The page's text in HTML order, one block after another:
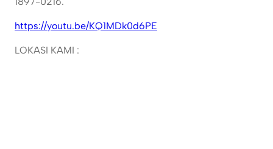
https://youtu.be/KQ1MDk0d6PE
LOKASI KAMI :